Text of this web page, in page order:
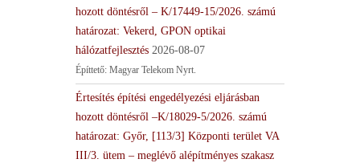
hozott döntésről – K/17449-15/2026. számú
határozat: Vekerd, GPON optikai
hálózatfejlesztés 2026-08-07
Építtető: Magyar Telekom Nyrt.
Értesítés építési engedélyezési eljárásban
hozott döntésről –K/18029-5/2026. számú
határozat: Győr, [113/3] Központi terület VA
III/3. ütem – meglévő alépítményes szakasz